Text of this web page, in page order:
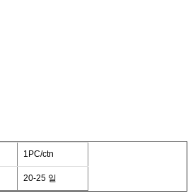
1PC/ctn
20-25 일